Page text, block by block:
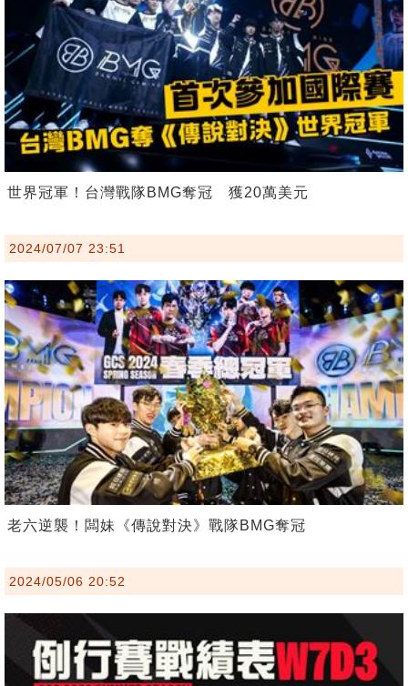
世界冠軍！台灣戰隊BMG奪冠 獲20萬美元
2024/07/07 23:51
老六逆襲！闆妹《傳說對決》戰隊BMG奪冠
2024/05/06 20:52